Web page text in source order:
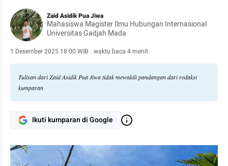
Zaid Asidik Pua Jiwa
Mahasiswa Magister Ilmu Hubungan Internasional
Universitas Gadjah Mada
1 Desember 2025 18:00 WIB · waktu baca 4 menit
Tulisan dari Zaid Asidik Pua Jiwa tidak mewakili pandangan dari redaksi
kumparan
Ikuti kumparan di Google